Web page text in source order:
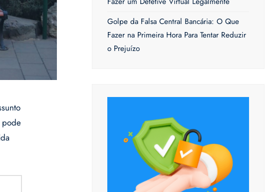
pode
Golpe da Falsa Central Bancária: O Que
Fazer na Primeira Hora Para Tentar Reduzir
o Prejuízo